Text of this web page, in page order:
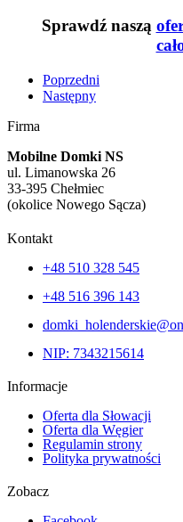
Sprawdź naszą
Poprzedni
Następny
Firma
Mobilne Domki NS
ul. Limanowska 26
33-395 Chełmiec
(okolice Nowego Sącza)
Kontakt
+48 510 328 545
+48 516 396 143
NIP: 7343215614
Informacje
Oferta dla Słowacji
Oferta dla Węgier
Regulamin strony
Polityka prywatności
Zobacz